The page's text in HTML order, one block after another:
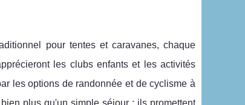
pour tentes et caravanes, chaque
les clubs enfants et les activités
les options de randonnée et de cyclisme à
plus qu'un simple séjour : ils promettent